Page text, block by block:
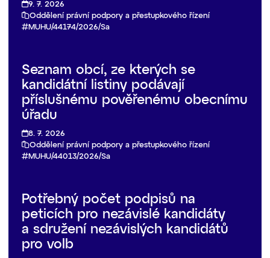
9. 7. 2026
Oddělení právní podpory a přestupkového řízení
MUHU/44174/2026/Sa
Seznam obcí, ze kterých se
kandidátní listiny podávají
příslušnému pověřenému obecnímu
úřadu
8. 7. 2026
Oddělení právní podpory a přestupkového řízení
MUHU/44013/2026/Sa
Potřebný počet podpisů na
peticích pro nezávislé kandidáty
a sdružení nezávislých kandidátů
pro volb